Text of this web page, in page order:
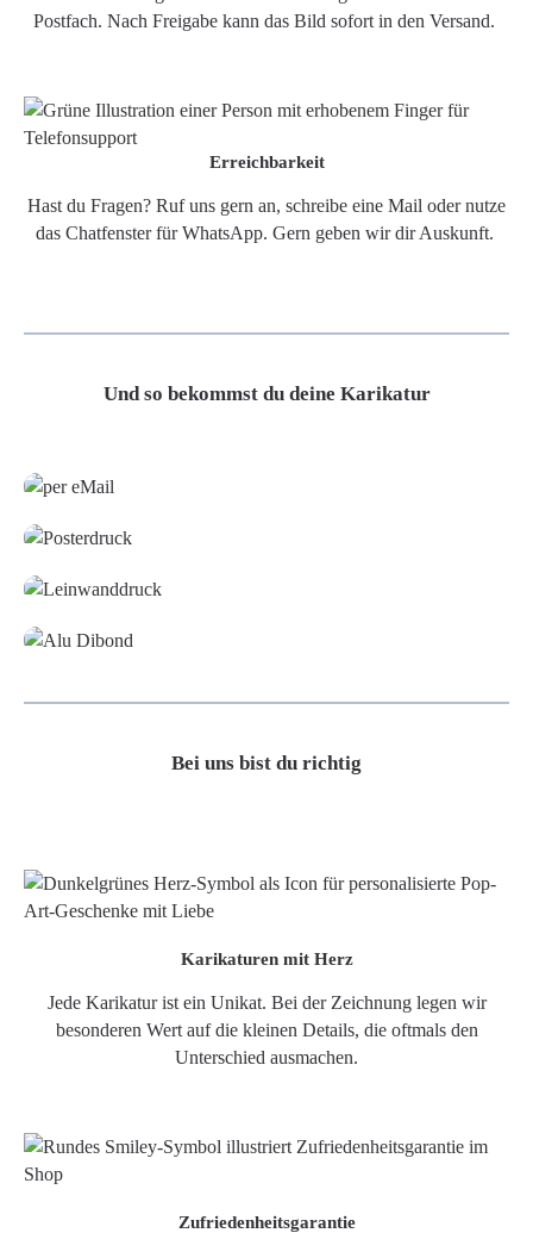
Postfach. Nach Freigabe kann das Bild sofort in den Versand.
Erreichbarkeit
Hast du Fragen? Ruf uns gern an, schreibe eine Mail oder nutze
das Chatfenster für WhatsApp. Gern geben wir dir Auskunft.
Und so bekommst du deine Karikatur
Bei uns bist du richtig
Karikaturen mit Herz
Jede Karikatur ist ein Unikat. Bei der Zeichnung legen wir
besonderen Wert auf die kleinen Details, die oftmals den
Unterschied ausmachen.
Zufriedenheitsgarantie